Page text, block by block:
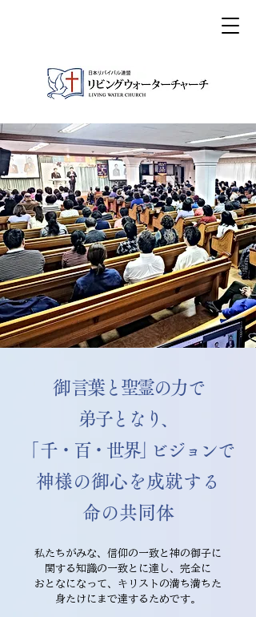
​​御言葉と聖霊の力で
弟子となり、
千・百・世界」 ビジョンで
​神様の御心を成就する
​命の共同体
私たちがみな、信仰の一致と神の御子に
関する知識の一致とに達し、完全に
おとなになって、キリストの満ち満ちた
身たけにまで達するためです。